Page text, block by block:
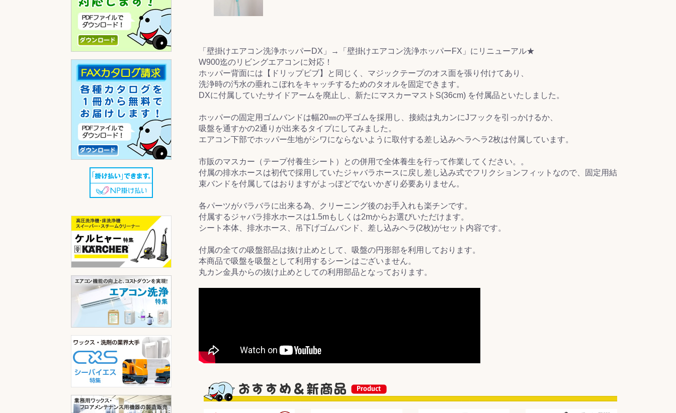
「壁掛けエアコン洗浄ホッパーDX」→「壁掛けエアコン洗浄ホッパーFX」にリニューアル★
W900迄のリビングエアコンに対応！
ホッパー背面には【ドリップビブ】と同じく、マジックテープのオス面を張り付けてあり、
洗浄時の汚水の垂れこぼれをキャッチするためのタオルを固定できます。
DXに付属していたサイドアームを廃止し、新たにマスカーマストS(36cm) を付属品といたしました。
ホッパーの固定用ゴムバンドは幅20㎜の平ゴムを採用し、接続は丸カンにJフックを引っかけるか、
吸盤を通すかの2通りが出来るタイプにしてみました。
エアコン下部でホッパー生地がシワにならないように取付する差し込みヘラヘラ2枚は付属しています。
市販のマスカー（テープ付養生シート）との併用で全体養生を行って作業してください。。
付属の排水ホースは初代で採用していたジャバラホースに戻し差し込み式でフリクションフィットなので、固定用結
束バンドを付属してはおりますがよっぽどでないかぎり必要ありません。
各パーツがバラバラに出来る為、クリーニング後のお手入れも楽チンです。
付属するジャバラ排水ホースは1.5mもしくは2mからお選びいただけます。
シート本体、排水ホース、吊下げゴムバンド、差し込みヘラ(2枚)がセット内容です。
付属の全ての吸盤部品は抜け止めとして、吸盤の円形部を利用しております。
本商品で吸盤を吸盤として利用するシーンはございません。
丸カン金具からの抜け止めとしての利用部品となっております。